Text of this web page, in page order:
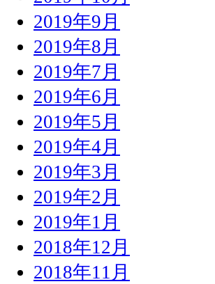
2019年9月
2019年8月
2019年7月
2019年6月
2019年5月
2019年4月
2019年3月
2019年2月
2019年1月
2018年12月
2018年11月